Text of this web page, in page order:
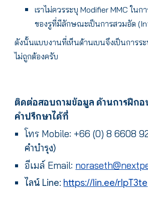
เราไม่ควรระบุ Modifier MMC ใน
ของรูที่มีลักษณะเป็นการสวมอัด
ดังนั้นแบบงานที่เห็นด้านเบนจึงเป็นการร
ไม่ถูกต้องครับ
ติดต่อสอบถามข้อมูล ด้านการฝึกอ
คำปรึกษาได้ที่
โทร Mobile: +66 (0) 8 6608
คำบำรุง)
อีเมล์ Email:
ไลน์ Line: https://lin.ee/rIpT3te